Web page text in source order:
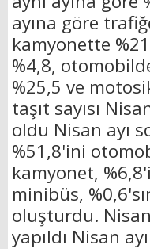
ayına göre
kamyonette
%4,8,
%25,5 ve
taşıt sayısı
oldu Nisan ayı
%51,8'ini
kamyonet,
minibüs,
oluşturdu.
yapıldı Nisan